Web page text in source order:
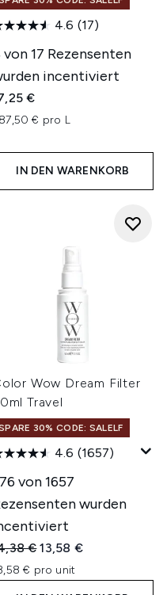
4.6 (17)
von 17 Rezensenten
incentiviert
€
€ pro L
IN DEN WARENKORB
Wow Dream Filter
Travel
30% CODE: SALELF
4.6 (1657)
von 1657
wurden
€Aktueller Preis:
13,58 €
€ pro unit